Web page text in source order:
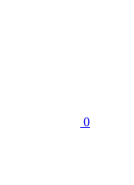
0